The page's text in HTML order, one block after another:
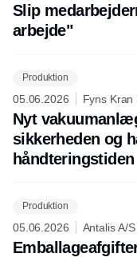
Slip
arbejde"
Produktion
05.06.2026 Fyns Kran
Nyt
sikkerheden og
håndteringstiden
Produktion
05.06.2026 Antalis A/S